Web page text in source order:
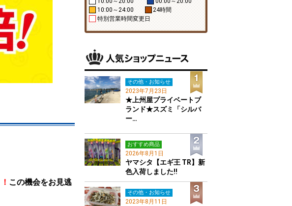
！ この機会をお見逃
10:00～24:00
24時間
特別営業時間変更日
その他・お知らせ
2023年7月23日
★上州屋プライベートブ
ランド★スズミ「シルバ
ー…
おすすめ商品
2026年8月1日
ヤマシタ【エギ王 TR】新
色入荷しました!!
その他・お知らせ
2023年8月11日